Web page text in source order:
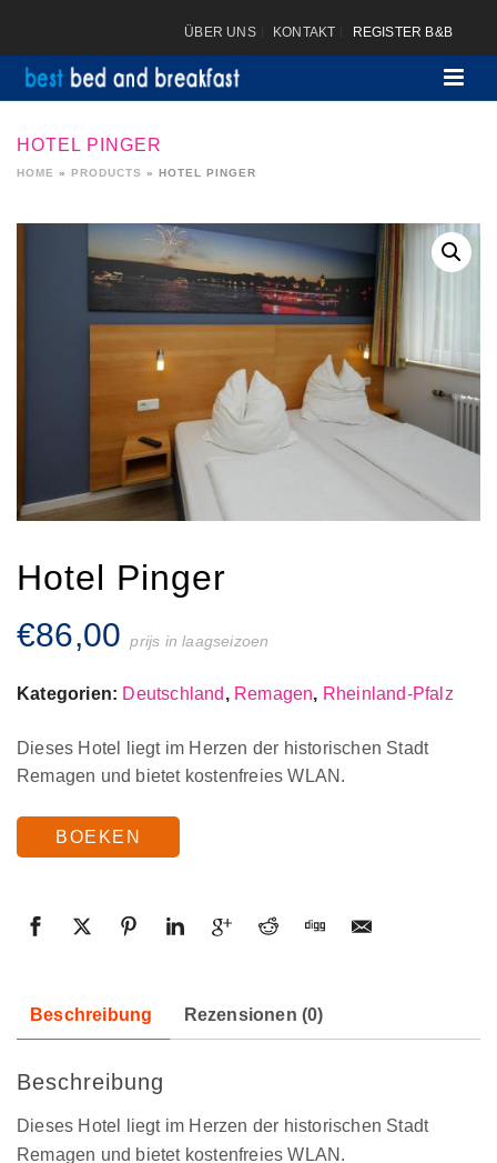
ÜBER UNS KONTAKT REGISTER B&B
HOTEL PINGER
HOME » PRODUCTS » HOTEL PINGER
Hotel Pinger
€86,00 prijs in laagseizoen
Kategorien: Deutschland , Remagen, Rheinland-Pfalz
Dieses Hotel liegt im Herzen der historischen Stadt
Remagen und bietet kostenfreies WLAN.
BOEKEN
Beschreibung Rezensionen (0)
Beschreibung
Dieses Hotel liegt im Herzen der historischen Stadt
Remagen und bietet kostenfreies WLAN.